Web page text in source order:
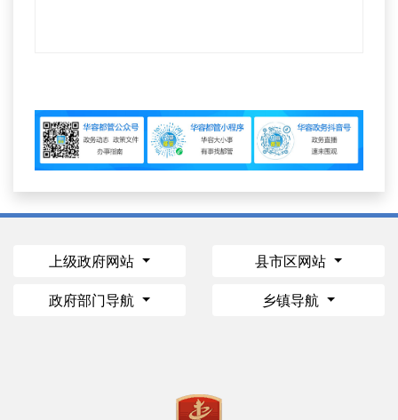
上级政府网站 县市区网站
政府部门导航 乡镇导航